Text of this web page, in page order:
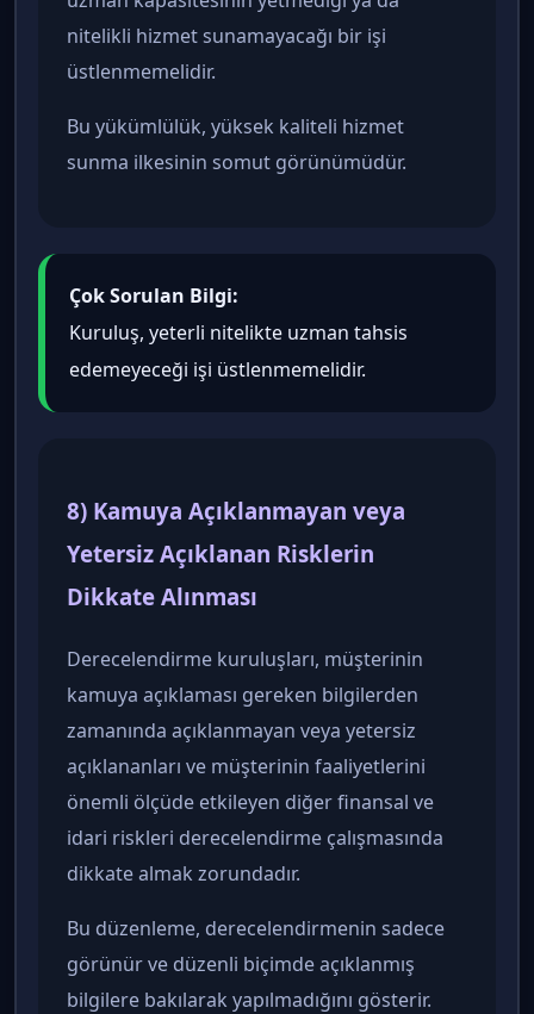
nitelikli hizmet sunamayacağı bir işi
üstlenmemelidir.
Bu yükümlülük, yüksek kaliteli hizmet
sunma ilkesinin somut görünümüdür.
Çok Sorulan Bilgi:
Kuruluş, yeterli nitelikte uzman tahsis
edemeyeceği işi üstlenmemelidir.
8) Kamuya Açıklanmayan veya
Yetersiz Açıklanan Risklerin
Dikkate Alınması
Derecelendirme kuruluşları, müşterinin
kamuya açıklaması gereken bilgilerden
zamanında açıklanmayan veya yetersiz
açıklananları ve müşterinin faaliyetlerini
önemli ölçüde etkileyen diğer finansal ve
idari riskleri derecelendirme çalışmasında
dikkate almak zorundadır.
Bu düzenleme, derecelendirmenin sadece
görünür ve düzenli biçimde açıklanmış
bilgilere bakılarak yapılmadığını gösterir.